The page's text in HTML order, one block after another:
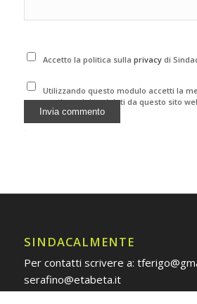
Accetto la politica sullaprivacydi
Utilizzando questo modulo accetti la
gestione dei tuoi dati da questo sito
SINDACALMENTE
Per contatti scrivere a:
serafino@etabeta.it